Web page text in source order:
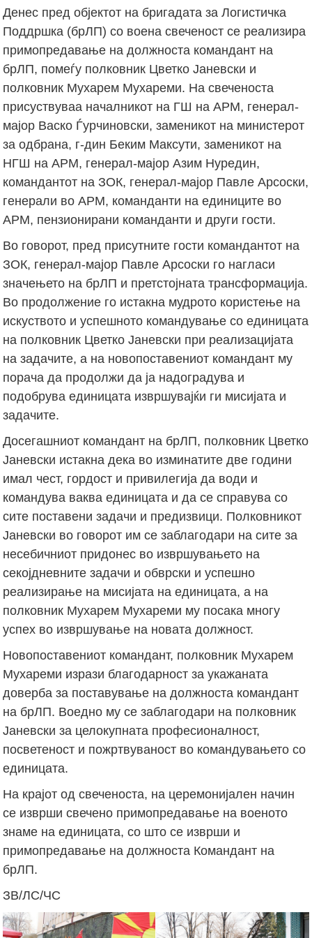
Денес пред објектот на бригадата за Логистичка
Поддршка (брЛП) со воена свеченост се реализира
примопредавање на должноста командант на
брЛП, помеѓу полковник Цветко Јаневски и
полковник Мухарем Мухареми. На свеченоста
присуствуваа началникот на ГШ на АРМ, генерал-
мајор Васко Ѓурчиновски, заменикот на министерот
за одбрана, г-дин Беким Максути, заменикот на
НГШ на АРМ, генерал-мајор Азим Нуредин,
командантот на ЗОК, генерал-мајор Павле Арсоски,
генерали во АРМ, команданти на единиците во
АРМ, пензионирани команданти и други гости.
Во говорот, пред присутните гости командантот на
ЗОК, генерал-мајор Павле Арсоски го нагласи
значењето на брЛП и претстојната трансформација.
Во продолжение го истакна мудрото користење на
искуството и успешното командување со единицата
на полковник Цветко Јаневски при реализацијата
на задачите, а на новопоставениот командант му
порача да продолжи да ја надоградува и
подобрува единицата извршувајќи ги мисијата и
задачите.
Досегашниот командант на брЛП, полковник Цветко
Јаневски истакна дека во изминатите две години
имал чест, гордост и привилегија да води и
командува ваква единицата и да се справува со
сите поставени задачи и предизвици. Полковникот
Јаневски во говорот им се заблагодари на сите за
несебичниот придонес во извршувањето на
секојдневните задачи и обврски и успешно
реализирање на мисијата на единицата, а на
полковник Мухарем Мухареми му посака многу
успех во извршување на новата должност.
Новопоставениот командант, полковник Мухарем
Мухареми изрази благодарност за укажаната
доверба за поставување на должноста командант
на брЛП. Воедно му се заблагодари на полковник
Јаневски за целокупната професионалност,
посветеност и пожртвуваност во командувањето со
единицата.
На крајот од свеченоста, на церемонијален начин
се изврши свечено примопредавање на военото
знаме на единицата, со што се изврши и
примопредавање на должноста Командант на
брЛП.
ЗВ/ЛС/ЧС